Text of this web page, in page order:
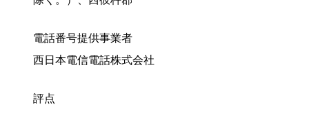
電話番号提供事業者
西日本電信電話株式会社
評点